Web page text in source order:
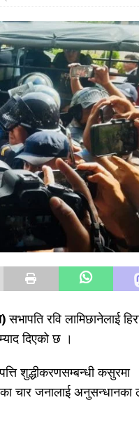
सभापति रवि लामिछानेलाई
दिएको छ ।
शुद्धीकरणसम्बन्धी कसुरमा
चार जनालाई अनुसन्धानका